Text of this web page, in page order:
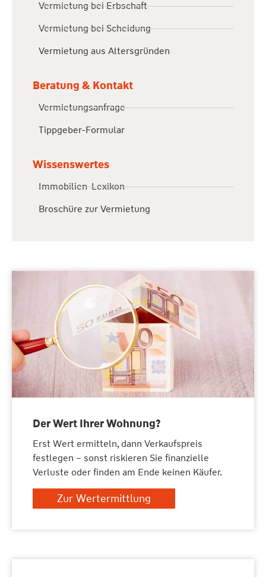
Vermietung bei Erbschaft
Vermietung bei Scheidung
Vermietung aus Altersgründen
Beratung & Kontakt
Vermietungsanfrage
Tippgeber-Formular
Wissenswertes
Immobilien-Lexikon
Broschüre zur Vermietung
Der Wert Ihrer Wohnung?
Erst Wert ermitteln, dann Verkaufspreis
festlegen – sonst riskieren Sie finanzielle
Verluste oder finden am Ende keinen Käufer.
Zur Wertermittlung